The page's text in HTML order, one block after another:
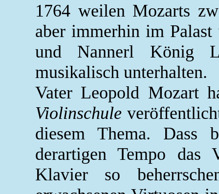
1764 weilen Mozarts
aber immerhin im
und Nannerl König
musikalisch unterhalten.
Vater Leopold Mozart
Violinschule
diesem Thema. Dass
derartigen Tempo das
Klavier so